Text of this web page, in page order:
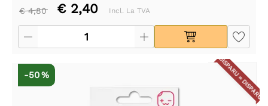
€ 4,80 € 2,40 Incl. La TVA
DISPARU = DISPARU
-50 %